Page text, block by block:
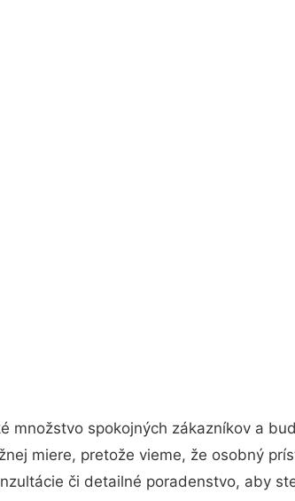
množstvo spokojných zákazníkov a
miere, pretože vieme, že osobný
či detailné poradenstvo, aby